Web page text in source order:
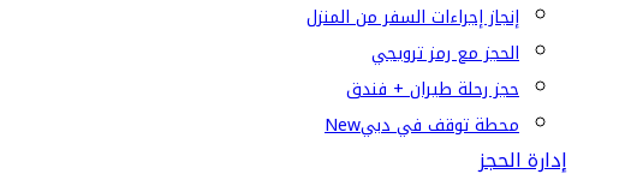
إنجاز إجراءات السفر من المنزل
الحجز مع رمز ترويجي
حجز رحلة طيران + فندق
محطة توقف في دبيNew
إدارة الحجز